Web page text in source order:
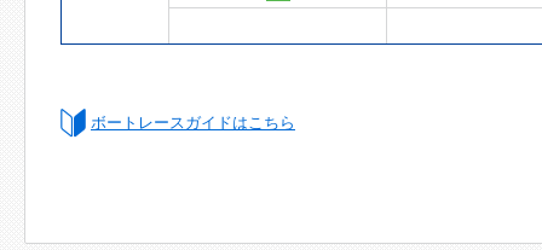
ボートレースガイドはこちら